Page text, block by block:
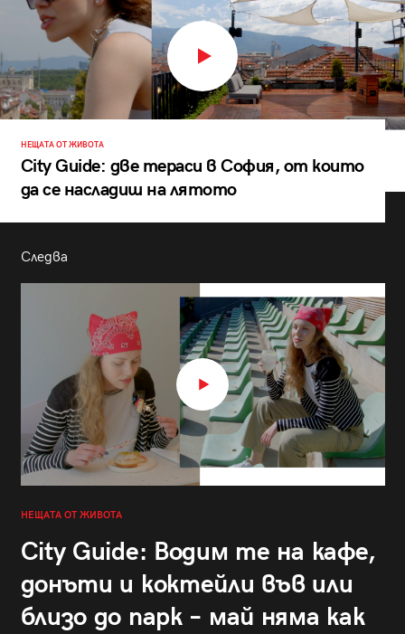
НЕЩАТА ОТ ЖИВОТА
City Guide: две тераси в София, от които
да се насладиш на лятото
Следва
НЕЩАТА ОТ ЖИВОТА
City Guide: Водим те на кафе,
донъти и коктейли във или
близо до парк – май няма как